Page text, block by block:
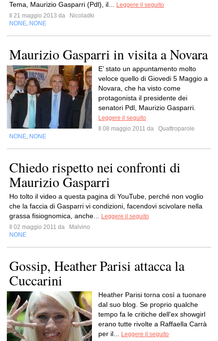
Tema, Maurizio Gasparri (Pdl), il...
Leggere il seguito
Il 21 maggio 2013 da
Nicoladki
NONE NONE
Maurizio Gasparri in visita a Novara
E’ stato un appuntamento molto
veloce quello di Giovedi 5 Maggio a
Novara, che ha visto come
protagonista il presidente dei
senatori Pdl, Maurizio Gasparri.
Leggere il seguito
Il 08 maggio 2011 da
Quattroparole
NONE NONE
Chiedo rispetto nei confronti di
Maurizio Gasparri
Ho tolto il video a questa pagina di YouTube, perché non voglio
che la faccia di Gasparri vi condizioni, facendovi scivolare nella
grassa fisiognomica, anche...
Leggere il seguito
Il 02 maggio 2011 da
Malvino
NONE
Gossip, Heather Parisi attacca la
Cuccarini
Heather Parisi torna così a tuonare
dal suo blog. Se proprio qualche
tempo fa le critiche dell'ex showgirl
erano tutte rivolte a Raffaella Carrà
per il...
Leggere il seguito